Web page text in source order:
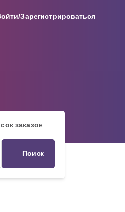
Зарегистрироваться
заказов
Поиск